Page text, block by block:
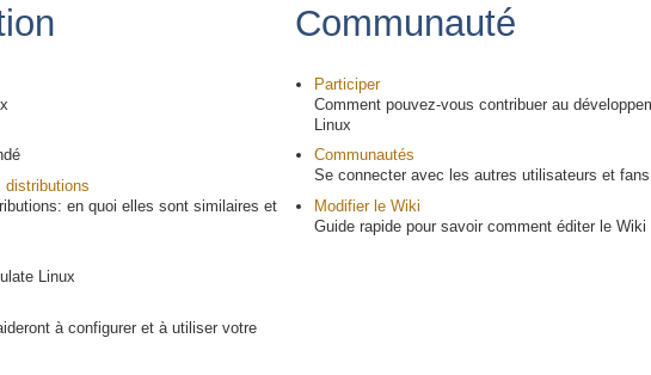
distributions
en quoi elles sont similaires et
Linux
à configurer et à utiliser votre
Communauté
Participer
Comment pouvez-vous contribuer au
Linux
Communautés
Se connecter avec les autres utilisateurs et
Modifier le Wiki
Guide rapide pour savoir comment éditer le Wiki